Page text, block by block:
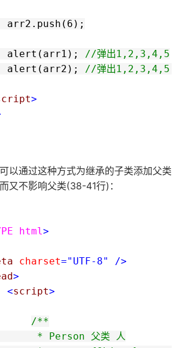
arr2.push(
6
alert(arr1);
//弹出1,2,3,4,5
alert(arr2);
//弹出1,2,3,4,5,6
>
以通过这种方式为继承的子类添加父类
又不影响父类(38-41行)：
html >
charset="UTF-8"
/>
>
<script>
/*